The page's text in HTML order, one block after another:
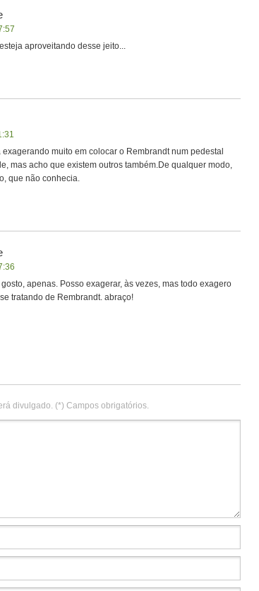
aproveitando desse jeito...
muito em colocar o Rembrandt num pedestal
mas acho que existem outros também.De qualquer modo,
que não conhecia.
apenas. Posso exagerar, às vezes, mas todo exagero
tratando de Rembrandt. abraço!
divulgado. (*) Campos obrigatórios.